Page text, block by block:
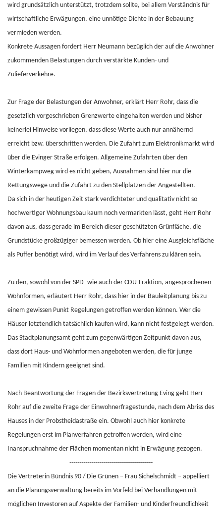
wird grundsätzlich unterstützt, trotzdem sollte, bei allem Verständnis für
wirtschaftliche Erwägungen, eine unnötige Dichte in der Bebauung
vermieden werden.
Konkrete Aussagen fordert Herr Neumann bezüglich der auf die Anwohner
zukommenden Belastungen durch verstärkte Kunden- und
Zulieferverkehre.
Zur Frage der Belastungen der Anwohner, erklärt Herr Rohr, dass die
gesetzlich vorgeschrieben Grenzwerte eingehalten werden und bisher
keinerlei Hinweise vorliegen, dass diese Werte auch nur annähernd
erreicht bzw. überschritten werden. Die Zufahrt zum Elektronikmarkt wird
über die Evinger Straße erfolgen. Allgemeine Zufahrten über den
Winterkampweg wird es nicht geben, Ausnahmen sind hier nur die
Rettungswege und die Zufahrt zu den Stellplätzen der Angestellten.
Da sich in der heutigen Zeit stark verdichteter und qualitativ nicht so
hochwertiger Wohnungsbau kaum noch vermarkten lässt, geht Herr Rohr
davon aus, dass gerade im Bereich dieser geschützten Grünfläche, die
Grundstücke großzügiger bemessen werden. Ob hier eine Ausgleichsfläche
als Puffer benötigt wird, wird im Verlauf des Verfahrens zu klären sein.
Zu den, sowohl von der SPD- wie auch der CDU-Fraktion, angesprochenen
Wohnformen, erläutert Herr Rohr, dass hier in der Bauleitplanung bis zu
einem gewissen Punkt Regelungen getroffen werden können. Wer die
Häuser letztendlich tatsächlich kaufen wird, kann nicht festgelegt werden.
Das Stadtplanungsamt geht zum gegenwärtigen Zeitpunkt davon aus,
dass dort Haus- und Wohnformen angeboten werden, die für junge
Familien mit Kindern geeignet sind.
Nach Beantwortung der Fragen der Bezirksvertretung Eving geht Herr
Rohr auf die zweite Frage der Einwohnerfragestunde, nach dem Abriss des
Hauses in der Probstheidastraße ein. Obwohl auch hier konkrete
Regelungen erst im Planverfahren getroffen werden, wird eine
Inanspruchnahme der Flächen momentan nicht in Erwägung gezogen.
------------------------------------------
Die Vertreterin Bündnis 90 / Die Grünen – Frau Sichelschmidt – appelliert
an die Planungsverwaltung bereits im Vorfeld bei Verhandlungen mit
möglichen Investoren auf Aspekte der Familien- und Kinderfreundlichkeit